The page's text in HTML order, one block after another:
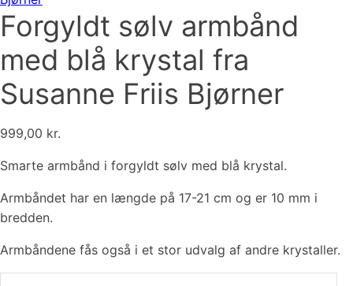
Forgyldt sølv armbånd
med blå krystal fra
Susanne Friis Bjørner
999,00 kr.
Smarte armbånd i forgyldt sølv med blå krystal.
Armbåndet har en længde på 17-21 cm og er 10 mm i
bredden.
Armbåndene fås også i et stor udvalg af andre krystaller.